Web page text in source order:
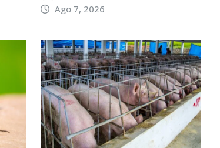
Ago 7, 2026